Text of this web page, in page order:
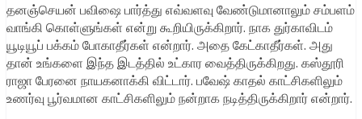
தனஞ்செயன் பவிஷை பார்த்து எவ்வளவு வேண்டுமானாலும் சம்பளம்
வாங்கி கொள்ளுங்கள் என்று கூறியிருக்கிறார். நாக துர்காவிடம்
யூடியூப் பக்கம் போகாதீர்கள் என்றார். அதை கேட்காதீர்கள். அது
தான் உங்களை இந்த இடத்தில் உட்கார வைத்திருக்கிறது. கஸ்தூரி
ராஜா பேரனை நாயகனாக்கி விட்டார். பவேஷ் காதல் காட்சிகளிலும்
உணர்வு பூர்வமான காட்சிகளிலும் நன்றாக நடித்திருக்கிறார் என்றார்.